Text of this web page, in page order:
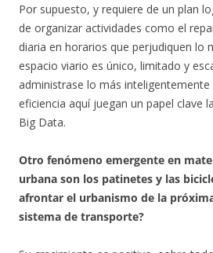
Por supuesto, y requiere de un plan
de organizar actividades como el
diaria en horarios que perjudiquen lo
espacio viario es único, limitado y
administrase lo más inteligentemente
eficiencia aquí juegan un papel clave
Big Data.
Otro fenómeno emergente en
urbana son los patinetes y las
afrontar el urbanismo de la
sistema de transporte?